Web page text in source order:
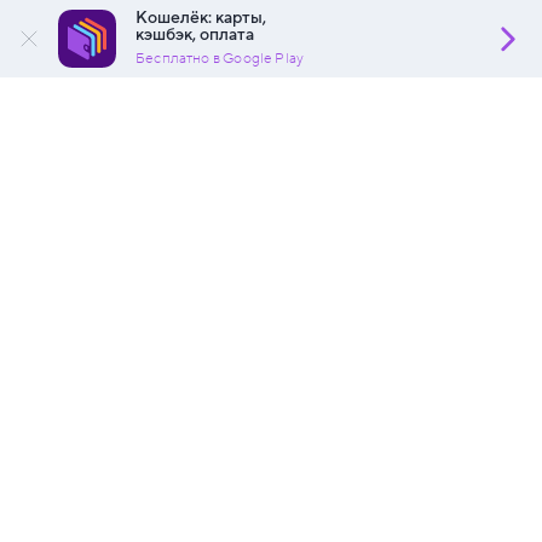
Кошелёк: карты,
кэшбэк, оплата
Бесплатно в Google Play